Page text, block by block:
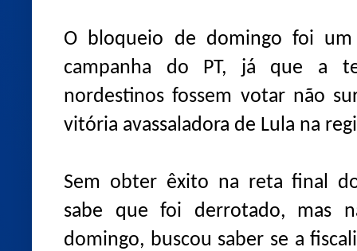
O bloqueio de domingo foi
campanha do PT, já que a
nordestinos fossem votar não
vitória avassaladora de Lula na
Sem obter êxito na reta final
sabe que foi derrotado, mas
domingo, buscou saber se a